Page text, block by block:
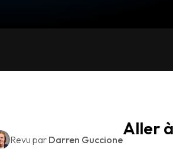
Revu par Darren Guccione
Aller